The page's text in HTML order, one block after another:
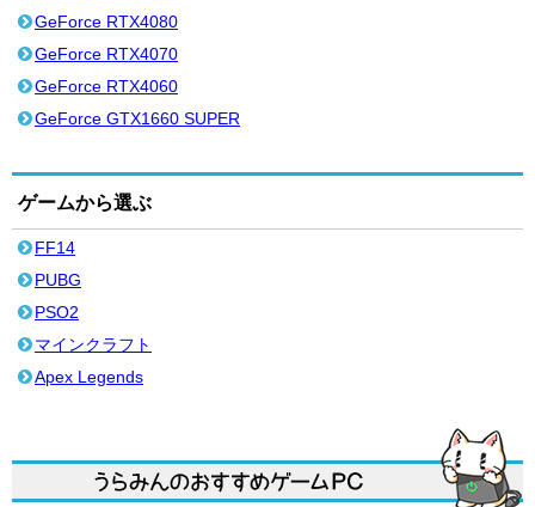
GeForce RTX4080
GeForce RTX4070
GeForce RTX4060
GeForce GTX1660 SUPER
ゲームから選ぶ
FF14
PUBG
PSO2
マインクラフト
Apex Legends